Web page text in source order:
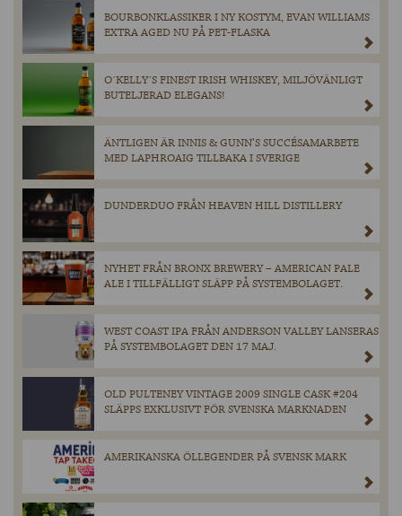
BOURBONKLASSIKER I NY KOSTYM, EVAN WILLIAMS
EXTRA AGED NU PÅ PET-FLASKA
O´KELLY´S FINEST IRISH WHISKEY, MILJÖVÄNLIGT
BUTELJERAD ELEGANS!
ÄNTLIGEN ÄR INNIS & GUNN’S SUCCÉSAMARBETE
MED LAPHROAIG TILLBAKA I SVERIGE
DUNDERDUO FRÅN HEAVEN HILL DISTILLERY
NYHET FRÅN BRONX BREWERY – AMERICAN PALE
ALE I TILLFÄLLIGT SLÄPP PÅ SYSTEMBOLAGET.
WEST COAST IPA FRÅN ANDERSON VALLEY LANSERAS
PÅ SYSTEMBOLAGET DEN 17 MAJ.
OLD PULTENEY VINTAGE 2009 SINGLE CASK #204
SLÄPPS EXKLUSIVT FÖR SVENSKA MARKNADEN
AMERIKANSKA ÖLLEGENDER PÅ SVENSK MARK